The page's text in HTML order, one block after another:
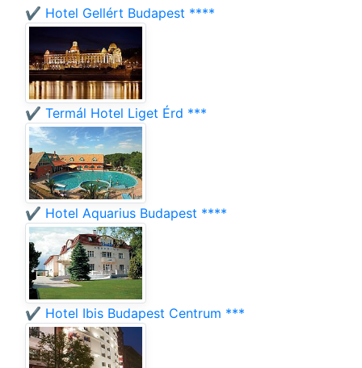
✔️ Hotel Gellért Budapest ****
✔️ Termál Hotel Liget Érd ***
✔️ Hotel Aquarius Budapest ****
✔️ Hotel Ibis Budapest Centrum ***